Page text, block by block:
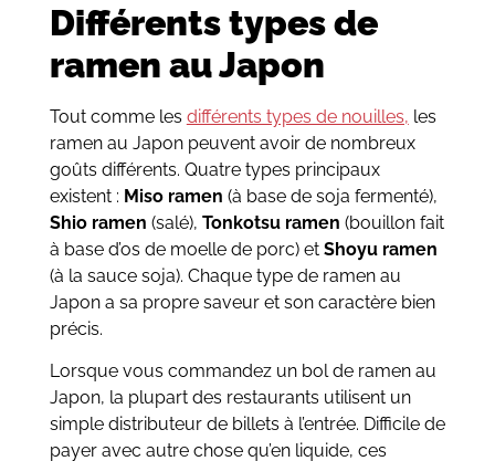
Différents types de
ramen au Japon
Tout comme les différents types de nouilles, les
ramen au Japon peuvent avoir de nombreux
goûts différents. Quatre types principaux
existent : Miso ramen (à base de soja fermenté),
Shio ramen (salé), Tonkotsu ramen (bouillon fait
à base d’os de moelle de porc) et Shoyu ramen
(à la sauce soja). Chaque type de ramen au
Japon a sa propre saveur et son caractère bien
précis.
Lorsque vous commandez un bol de ramen au
Japon, la plupart des restaurants utilisent un
simple distributeur de billets à l’entrée. Difficile de
payer avec autre chose qu’en liquide, ces